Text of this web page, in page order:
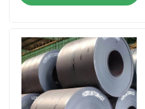
Circa noi
Giro della fabbrica